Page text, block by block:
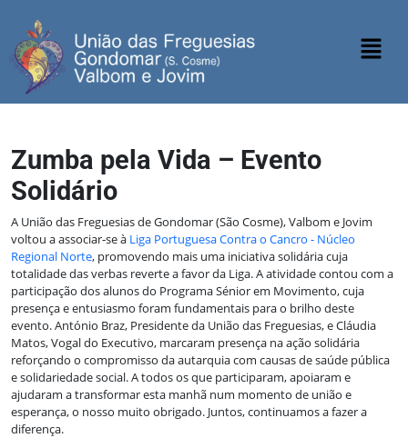
Zumba pela Vida – Evento
Solidário
A União das Freguesias de Gondomar (São Cosme), Valbom e Jovim
voltou a associar‑se à Liga Portuguesa Contra o Cancro - Núcleo
Regional Norte, promovendo mais uma iniciativa solidária cuja
totalidade das verbas reverte a favor da Liga. A atividade contou com a
participação dos alunos do Programa Sénior em Movimento, cuja
presença e entusiasmo foram fundamentais para o brilho deste
evento. António Braz, Presidente da União das Freguesias, e Cláudia
Matos, Vogal do Executivo, marcaram presença na ação solidária
reforçando o compromisso da autarquia com causas de saúde pública
e solidariedade social. A todos os que participaram, apoiaram e
ajudaram a transformar esta manhã num momento de união e
esperança, o nosso muito obrigado. Juntos, continuamos a fazer a
diferença.